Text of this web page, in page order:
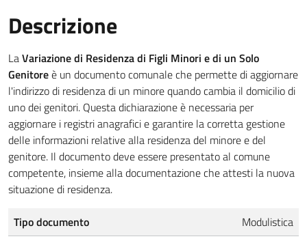
Descrizione
LaVariazione di Residenza di Figli Minori e di un Solo
Genitoreè un documento comunale che permette di aggiornare
l'indirizzo di residenza di un minore quando cambia il domicilio di
uno dei genitori. Questa dichiarazione è necessaria per
aggiornare i registri anagrafici e garantire la corretta gestione
delle informazioni relative alla residenza del minore e del
genitore. Il documento deve essere presentato al comune
competente, insieme alla documentazione che attesti la nuova
situazione di residenza.
Tipo documento
Modulistica